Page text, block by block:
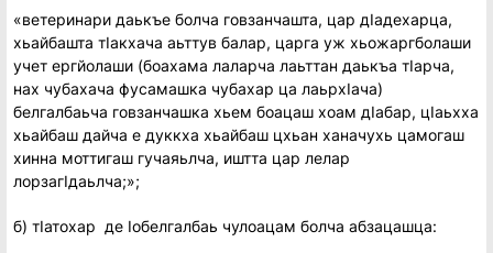
«ветеринари даькъе болча говзанчашта, цар дIадехарца,
хьайбашта тIакхача аьттув балар, царга уж хьожаргболаши
учет ергйолаши (боахама лаларча лаьттан даькъа тIарча,
нах чубахача фусамашка чубахар ца лаьрхIача)
белгалбаьча говзанчашка хьем боацаш хоам дIабар, цIаьхха
хьайбаш дайча е дуккха хьайбаш цхьан ханачухь цамогаш
хинна моттигаш гучаяьлча, иштта цар лелар
лорзагIдаьлча;»;
б) тIатохар де Iобелгалбаь чулоацам болча абзацашца: